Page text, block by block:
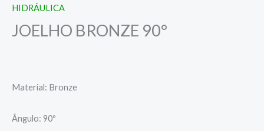
HIDRÁULICA
JOELHO BRONZE 90°
Material: Bronze
Ângulo: 90º